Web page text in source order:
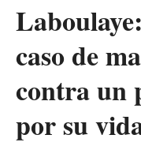
caso de
contra un
por su